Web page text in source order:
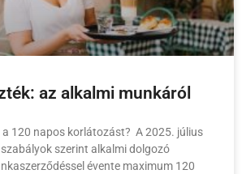
az alkalmi munkáról
a 120 napos korlátozást? A 2025. július
szerint alkalmi dolgozó
évente maximum 120